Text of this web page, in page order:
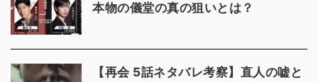
本物の儀堂の真の狙いとは？
【再会 5話ネタバレ考察】直人の嘘と